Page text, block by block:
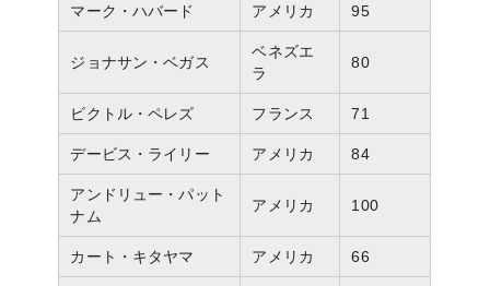
マーク・ハバード アメリカ 95
ジョナサン・ベガス
ベネズエ
ラ
80
ビクトル・ペレズ フランス 71
デービス・ライリー アメリカ 84
アンドリュー・パット
ナム
アメリカ 100
カート・キタヤマ アメリカ 66